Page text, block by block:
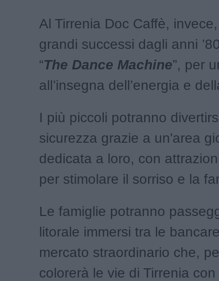
Al Tirrenia Doc Caffè,
grandi successi dagli anni
“The Dance Machine”, per
all’insegna dell’energia e
I più piccoli potranno
sicurezza grazie a un'area
dedicata a loro, con
per stimolare il sorriso e la
Le famiglie potranno
litorale immersi tra le
mercato straordinario che,
colorerà le vie di Tirrenia